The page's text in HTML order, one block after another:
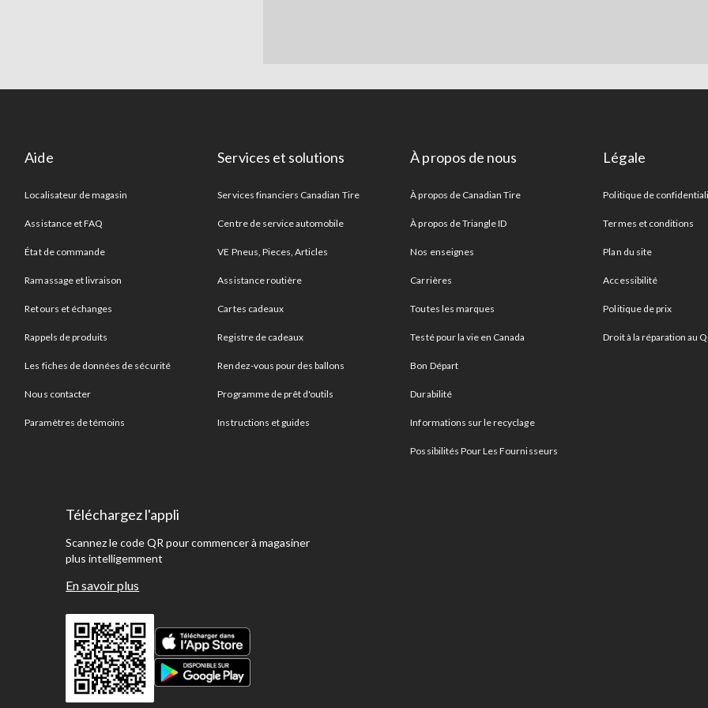
Aide
Localisateur de magasin
Assistance et FAQ
État de commande
Ramassage et livraison
Retours et échanges
Rappels de produits
Les fiches de données de sécurité
Nous contacter
Paramètres de témoins
Services et solutions
Services financiers Canadian Tire
Centre de service automobile
VE Pneus, Pieces, Articles
Assistance routière
Cartes cadeaux
Registre de cadeaux
Rendez-vous pour des ballons
Programme de prêt d'outils
Instructions et guides
À propos de nous
À propos de Canadian Tire
À propos de Triangle ID
Nos enseignes
Carrières
Toutes les marques
Testé pour la vie en Canada
Bon Départ
Durabilité
Informations sur le recyclage
Possibilités Pour Les Fournisseurs
Légale
Politique de
Termes et conditions
Plan du site
Accessibilité
Politique de prix
Droit à la réparation au
Téléchargez l'appli
Scannez le code QR pour commencer à magasiner
plus intelligemment
En savoir plus